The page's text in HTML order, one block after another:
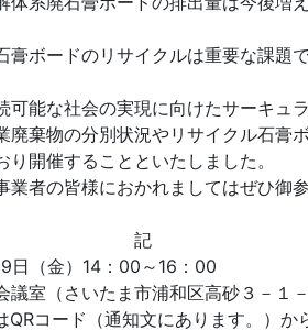
ボードのリサイクルは重要な課題
能な社会の実現に向けたサーキュ
廃棄物の分別状況やリサイクル石膏
開催することといたしました。
者の皆様におかれましてはぜひ御
（金）14：00～16：00
室（さいたま市浦和区高砂３－１－
QRコード（通知文にあります。）